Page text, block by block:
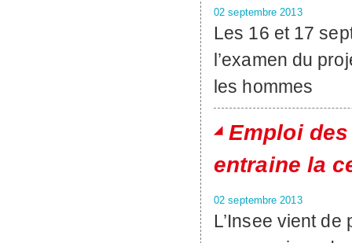
02 septembre 2013
Les 16 et 17
l’examen du
les hommes
Emploi
entraine la
02 septembre 2013
L’Insee vient